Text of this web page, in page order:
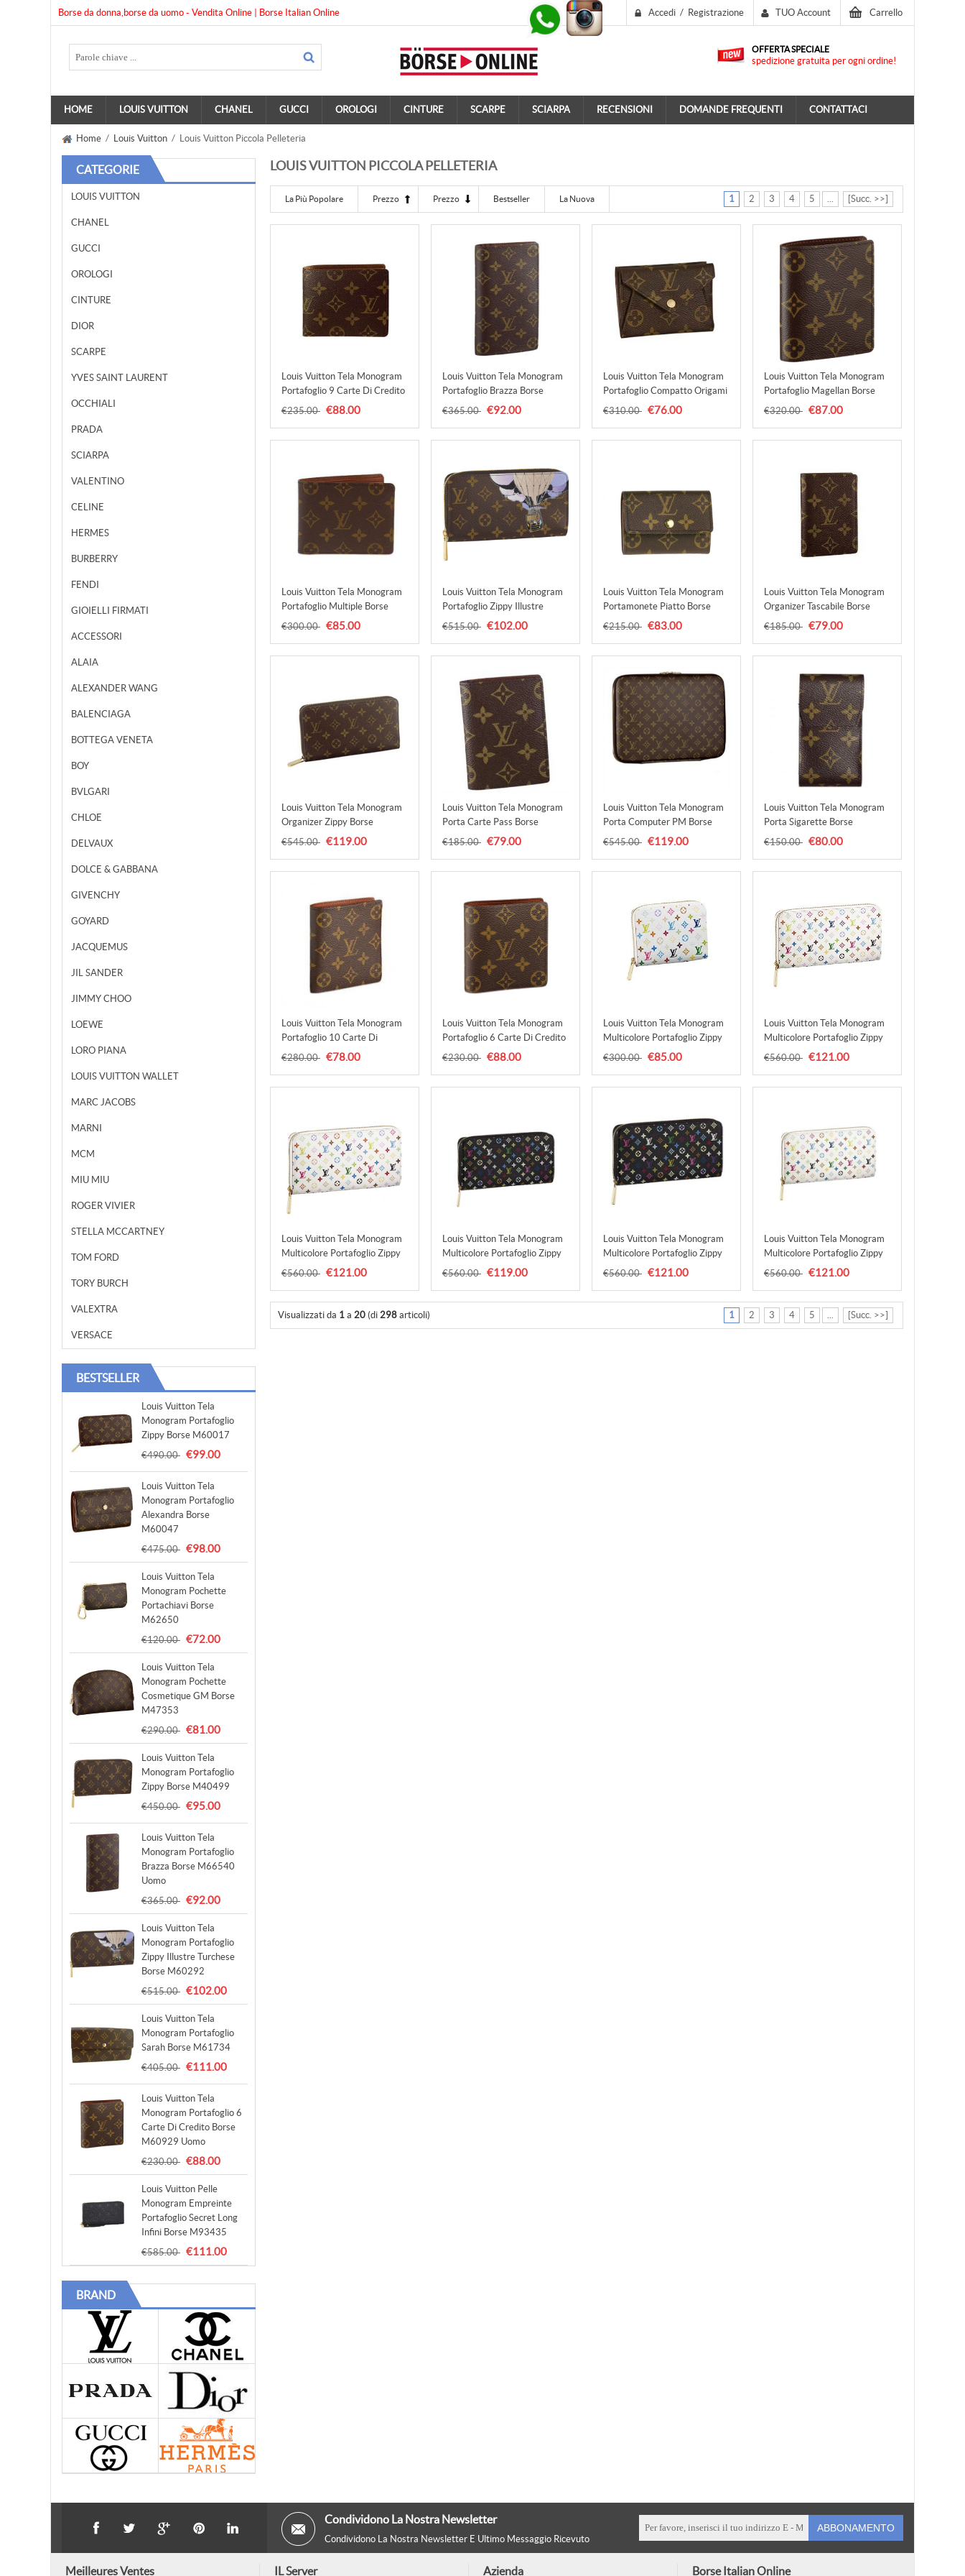
Borse da donna,borse da uomo - Vendita Online | Borse Italian Online Carrello
TUO Account
Accedi / Registrazione
OFFERTA SPECIALE
spedizione gratuita per ogni ordine!
HOME LOUIS VUITTON CHANEL GUCCI OROLOGI CINTURE SCARPE SCIARPA RECENSIONI DOMANDE FREQUENTI CONTATTACI
Home / Louis Vuitton / Louis Vuitton Piccola Pelleteria
CATEGORIE
LOUIS VUITTON
CHANEL
GUCCI
OROLOGI
CINTURE
DIOR
SCARPE
YVES SAINT LAURENT
OCCHIALI
PRADA
SCIARPA
VALENTINO
CELINE
HERMES
BURBERRY
FENDI
GIOIELLI FIRMATI
ACCESSORI
ALAIA
ALEXANDER WANG
BALENCIAGA
BOTTEGA VENETA
BOY
BVLGARI
CHLOE
DELVAUX
DOLCE & GABBANA
GIVENCHY
GOYARD
JACQUEMUS
JIL SANDER
JIMMY CHOO
LOEWE
LORO PIANA
LOUIS VUITTON WALLET
MARC JACOBS
MARNI
MCM
MIU MIU
ROGER VIVIER
STELLA MCCARTNEY
TOM FORD
TORY BURCH
VALEXTRA
VERSACE
BESTSELLER
Louis Vuitton Tela
Monogram Portafoglio
Zippy Borse M60017
€490.00 €99.00
Louis Vuitton Tela
Monogram Portafoglio
Alexandra Borse
M60047
€475.00 €98.00
Louis Vuitton Tela
Monogram Pochette
Portachiavi Borse
M62650
€120.00 €72.00
Louis Vuitton Tela
Monogram Pochette
Cosmetique GM Borse
M47353
€290.00 €81.00
Louis Vuitton Tela
Monogram Portafoglio
Zippy Borse M40499
€450.00 €95.00
Louis Vuitton Tela
Monogram Portafoglio
Brazza Borse M66540
Uomo
€365.00 €92.00
Louis Vuitton Tela
Monogram Portafoglio
Zippy Illustre Turchese
Borse M60292
€515.00 €102.00
Louis Vuitton Tela
Monogram Portafoglio
Sarah Borse M61734
€405.00 €111.00
Louis Vuitton Tela
Monogram Portafoglio 6
Carte Di Credito Borse
M60929 Uomo
€230.00 €88.00
Louis Vuitton Pelle
Monogram Empreinte
Portafoglio Secret Long
Infini Borse M93435
€585.00 €111.00
BRAND
LOUIS VUITTON PICCOLA PELLETERIA
La Più Popolare Prezzo Prezzo Bestseller La Nuova 1 2 3 4 5 ... [Succ. >>]
Louis Vuitton Tela Monogram
Portafoglio 9 Carte Di Credito
Borse M60930 Uomo
€235.00 €88.00
Louis Vuitton Tela Monogram
Portafoglio Brazza Borse
M66540 Uomo
€365.00 €92.00
Louis Vuitton Tela Monogram
Portafoglio Compatto Origami
Borse M40488
€310.00 €76.00
Louis Vuitton Tela Monogram
Portafoglio Magellan Borse
M60045 Uomo
€320.00 €87.00
Louis Vuitton Tela Monogram
Portafoglio Multiple Borse
M60895 Uomo
€300.00 €85.00
Louis Vuitton Tela Monogram
Portafoglio Zippy Illustre
Turchese Borse M60292
€515.00 €102.00
Louis Vuitton Tela Monogram
Portamonete Piatto Borse
M61930 Uomo
€215.00 €83.00
Louis Vuitton Tela Monogram
Organizer Tascabile Borse
M61732 Uomo
€185.00 €79.00
Louis Vuitton Tela Monogram
Organizer Zippy Borse
M60002 Uomo
€545.00 €119.00
Louis Vuitton Tela Monogram
Porta Carte Pass Borse
M66541 Uomo
€185.00 €79.00
Louis Vuitton Tela Monogram
Porta Computer PM Borse
M56396 Uomo
€545.00 €119.00
Louis Vuitton Tela Monogram
Porta Sigarette Borse
M63024 Uomo
€150.00 €80.00
Louis Vuitton Tela Monogram
Portafoglio 10 Carte Di
Credito Borse M60883
€280.00 €78.00
Louis Vuitton Tela Monogram
Portafoglio 6 Carte Di Credito
Borse M60929 Uomo
€230.00 €88.00
Louis Vuitton Tela Monogram
Multicolore Portafoglio Zippy
Coin Borse M93741
€300.00 €85.00
Louis Vuitton Tela Monogram
Multicolore Portafoglio Zippy
Litchi Borse M60241
€560.00 €121.00
Louis Vuitton Tela Monogram
Multicolore Portafoglio Zippy
Figue Borse M60242
€560.00 €121.00
Louis Vuitton Tela Monogram
Multicolore Portafoglio Zippy
Grenade Borse M60243
€560.00 €119.00
Louis Vuitton Tela Monogram
Multicolore Portafoglio Zippy
Pistache Borse M60244
€560.00 €121.00
Louis Vuitton Tela Monogram
Multicolore Portafoglio Zippy
Arancione Borse M60274
€560.00 €121.00
Visualizzati da 1 a 20 (di 298 articoli) 1 2 3 4 5 ... [Succ. >>]
Condividono La Nostra Newsletter
Condividono La Nostra Newsletter E Ultimo Messaggio Ricevuto
ABBONAMENTO
Meilleures Ventes IL Server Azienda Borse Italian Online